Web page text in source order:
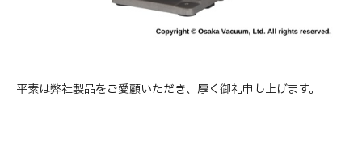
平素は弊社製品をご愛顧いただき、厚く御礼申し上げます。